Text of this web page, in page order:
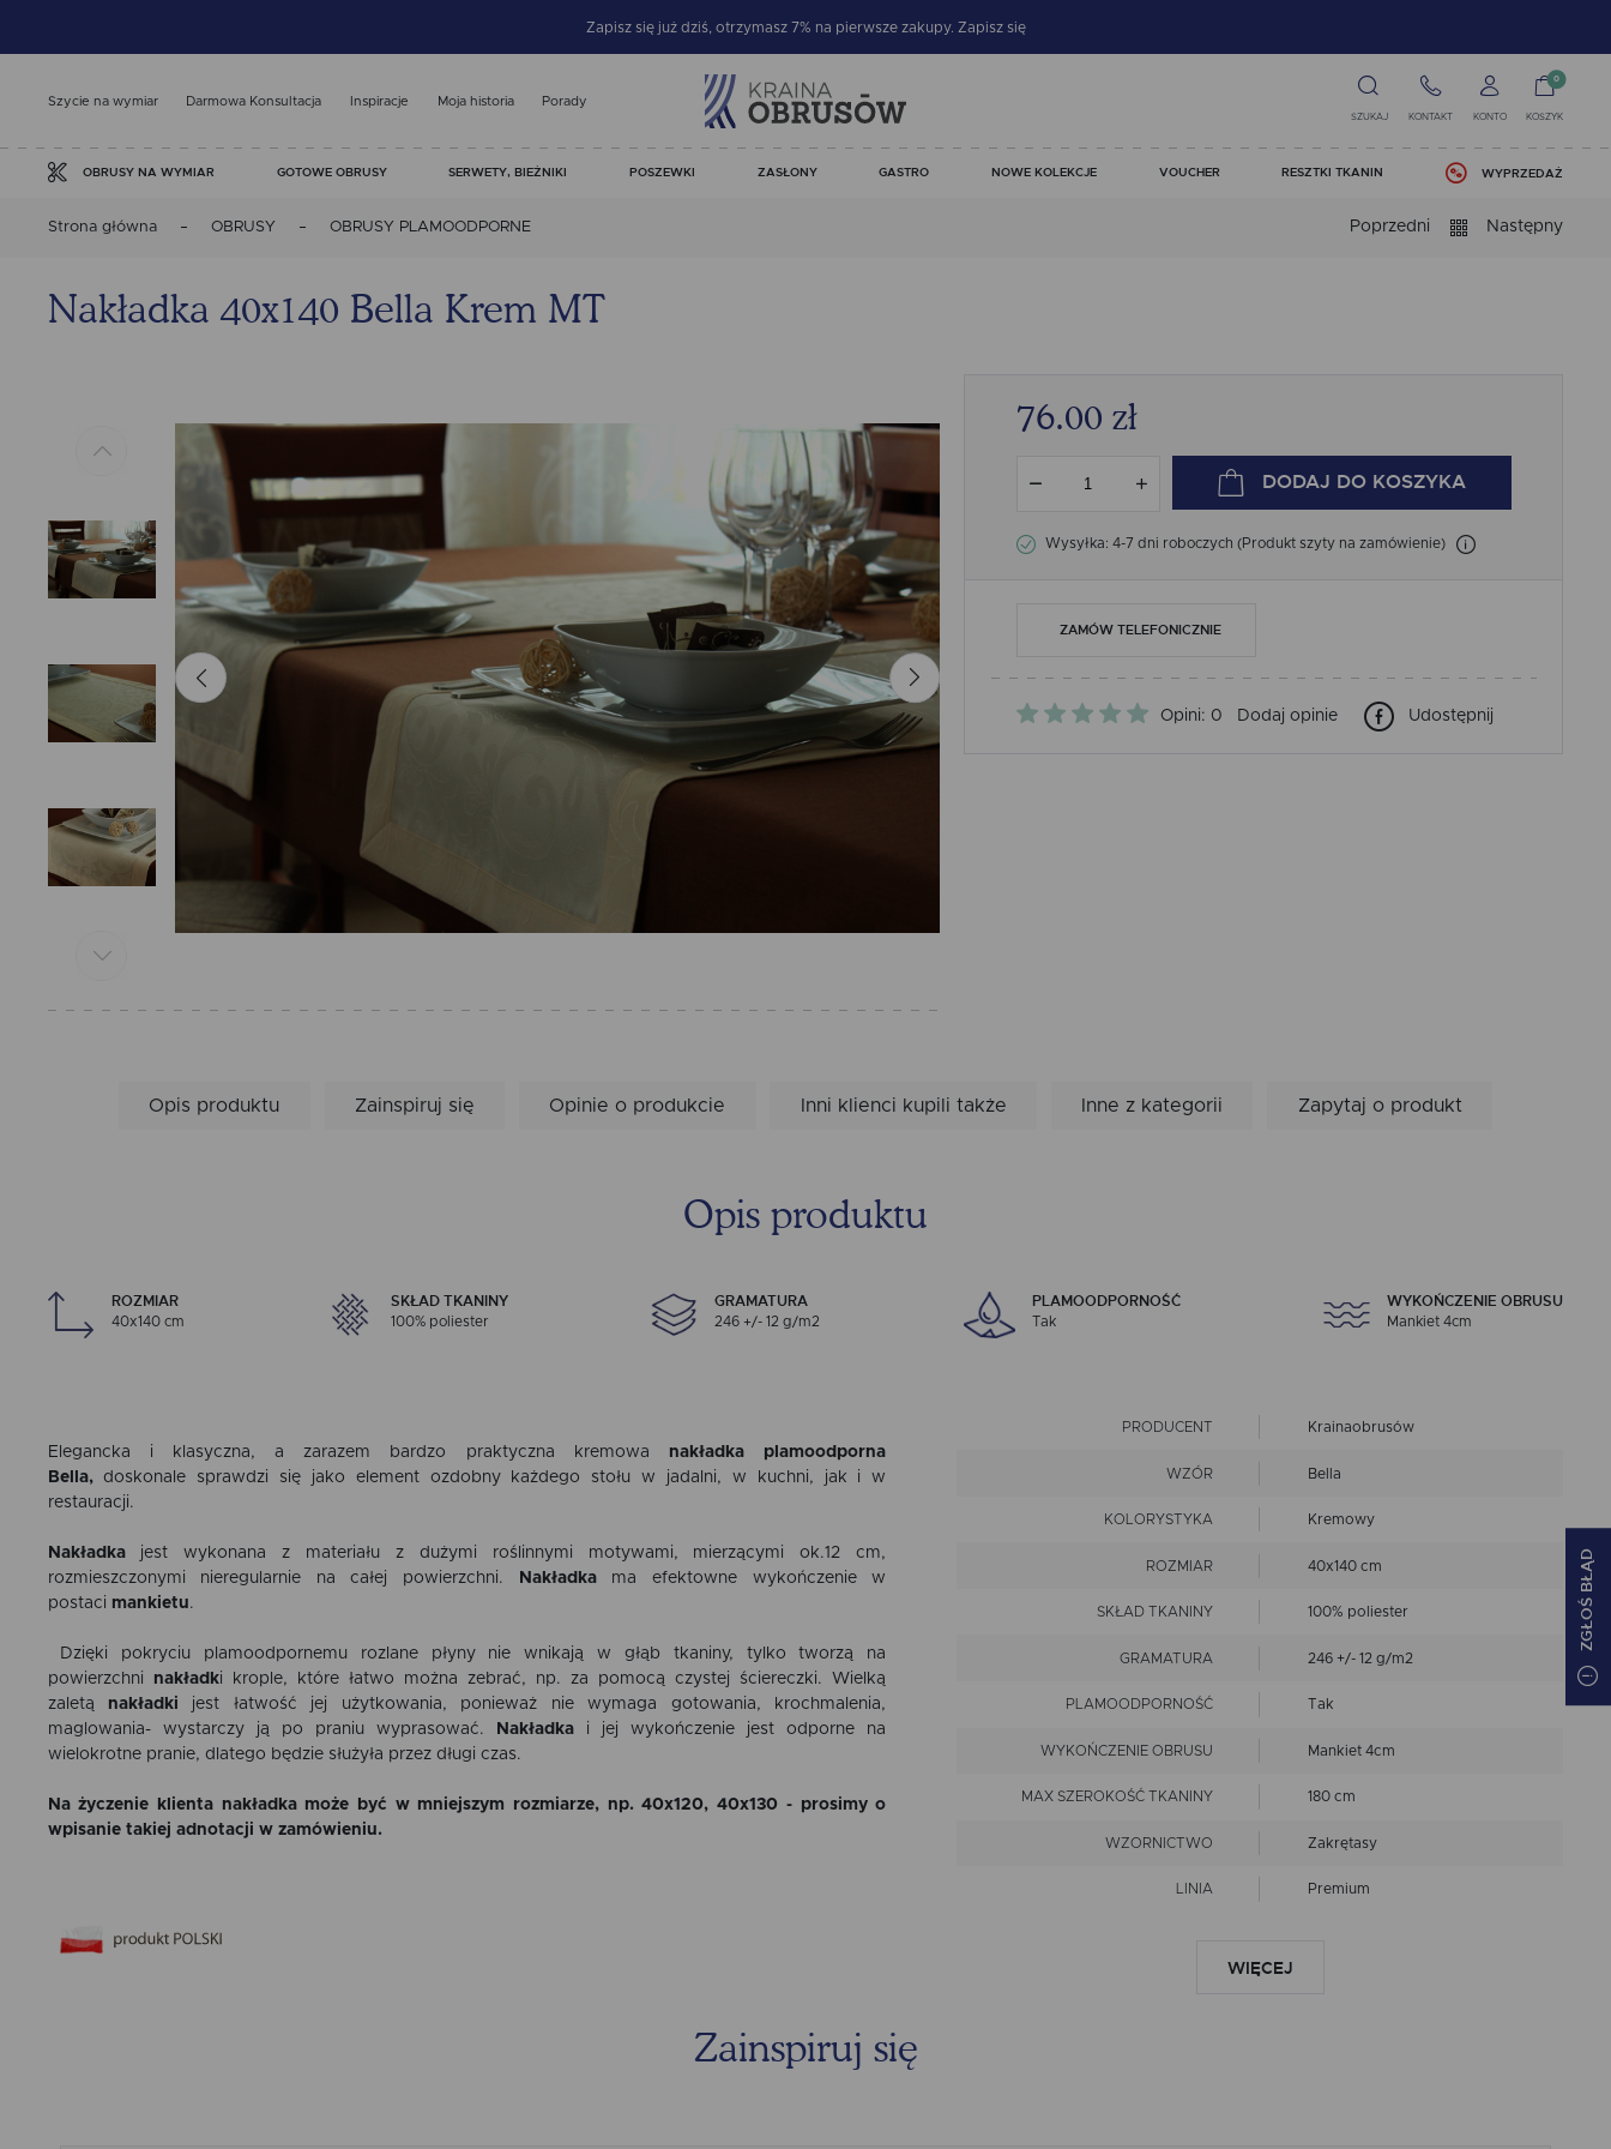
Zapisz się już dziś, otrzymasz 7% na pierwsze zakupy. Zapisz się
Szycie na wymiar Darmowa Konsultacja Inspiracje Moja historia Porady
SZUKAJ KONTAKT KONTO
0
KOSZYK
OBRUSY NA WYMIAR GOTOWE OBRUSY SERWETY, BIEŻNIKI POSZEWKI ZASŁONY GASTRO NOWE KOLEKCJE VOUCHER RESZTKI TKANIN WYPRZEDAŻ
Strona główna OBRUSY OBRUSY PLAMOODPORNE Poprzedni Następny
Nakładka 40x140 Bella Krem MT
76.00 zł
DODAJ DO KOSZYKA
Wysyłka: 4-7 dni roboczych (Produkt szyty na zamówienie)
ZAMÓW TELEFONICZNIE
Opini: 0 Dodaj opinie Udostępnij
Opis produktu Zainspiruj się Opinie o produkcie Inni klienci kupili także Inne z kategorii Zapytaj o produkt
Opis produktu
ROZMIAR
40x140 cm
SKŁAD TKANINY
100% poliester
GRAMATURA
246 +/- 12 g/m2
PLAMOODPORNOŚĆ
Tak
WYKOŃCZENIE OBRUSU
Mankiet 4cm
Elegancka i klasyczna, a zarazem bardzo praktyczna kremowa nakładka
plamoodporna
Bella, doskonale sprawdzi się jako element ozdobny każdego stołu w jadalni, w kuchni, jak i w
restauracji.
Nakładka jest wykonana z materiału z dużymi roślinnymi motywami, mierzącymi ok.12 cm,
rozmieszczonymi nieregularnie na całej powierzchni.
Nakładkama efektowne wykończenie w
postaci mankietu.
Dzięki pokryciu plamoodpornemu rozlane płyny nie wnikają w głąb tkaniny, tylko tworzą na
powierzchni
nakładki
krople, które łatwo można zebrać, np. za pomocą czystej ściereczki. Wielką
zaletą nakładki jest łatwość jej użytkowania, ponieważ nie wymaga gotowania, krochmalenia,
maglowania- wystarczy ją po praniu wyprasować.
Nakładkai jej wykończenie jest odporne na
wielokrotne pranie, dlatego będzie służyła przez długi czas.
Na życzenie klienta nakładka może być w mniejszym rozmiarze, np. 40x120, 40x130 - prosimy o
wpisanie takiej adnotacji w zamówieniu.
PRODUCENT Krainaobrusów
WZÓR Bella
KOLORYSTYKA Kremowy
ROZMIAR 40x140 cm
SKŁAD TKANINY 100% poliester
GRAMATURA 246 +/- 12 g/m2
PLAMOODPORNOŚĆ Tak
WYKOŃCZENIE OBRUSU Mankiet 4cm
MAX SZEROKOŚĆ TKANINY 180 cm
WZORNICTWO Zakrętasy
LINIA Premium
WIĘCEJ
Zainspiruj się
ZGŁOŚ BŁĄD